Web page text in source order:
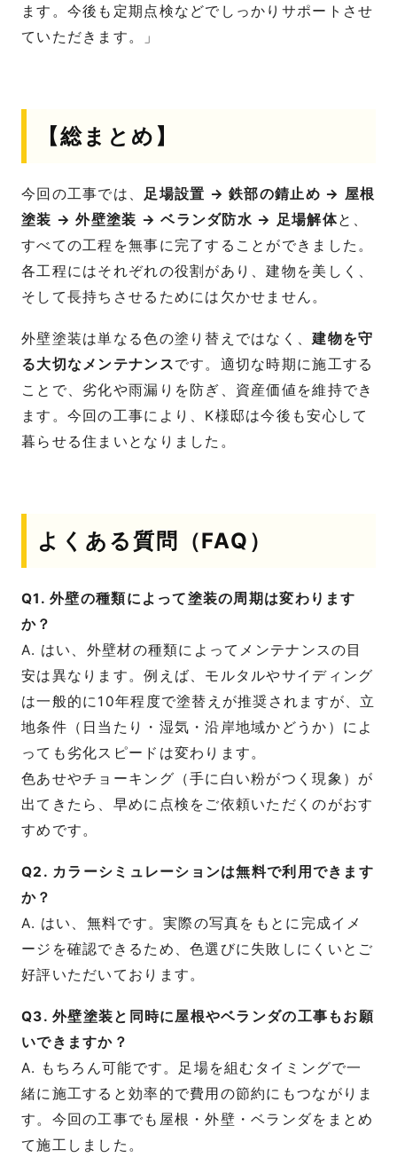
ます。今後も定期点検などでしっかりサポートさせ
ていただきます。」
【総まとめ】
今回の工事では、 足場設置 → 鉄部の錆止め → 屋根
塗装 → 外壁塗装 → ベランダ防水 → 足場解体と、
すべての工程を無事に完了することができました。
各工程にはそれぞれの役割があり、建物を美しく、
そして長持ちさせるためには欠かせません。
外壁塗装は単なる色の塗り替えではなく、建物を守
る大切なメンテナンスです。適切な時期に施工する
ことで、劣化や雨漏りを防ぎ、資産価値を維持でき
ます。今回の工事により、K様邸は今後も安心して
暮らせる住まいとなりました。
よくある質問（FAQ）
Q1. 外壁の種類によって塗装の周期は変わります
か？
A. はい、外壁材の種類によってメンテナンスの目
安は異なります。例えば、モルタルやサイディング
は一般的に10年程度で塗替えが推奨されますが、立
地条件（日当たり・湿気・沿岸地域かどうか）によ
っても劣化スピードは変わります。
色あせやチョーキング（手に白い粉がつく現象）が
出てきたら、早めに点検をご依頼いただくのがおす
すめです。
Q2. カラーシミュレーションは無料で利用できます
か？
A. はい、無料です。実際の写真をもとに完成イメ
ージを確認できるため、色選びに失敗しにくいとご
好評いただいております。
Q3. 外壁塗装と同時に屋根やベランダの工事もお願
いできますか？
A. もちろん可能です。足場を組むタイミングで一
緒に施工すると効率的で費用の節約にもつながりま
す。今回の工事でも屋根・外壁・ベランダをまとめ
て施工しました。